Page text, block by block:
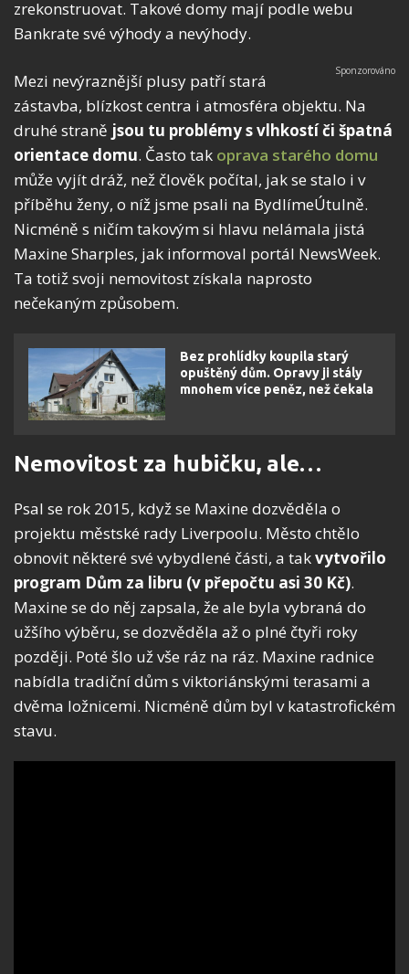
zrekonstruovat. Takové domy mají podle webu
Bankrate své výhody a nevýhody.
Mezi nevýraznější plusy patří stará
zástavba, blízkost centra i atmosféra objektu. Na
druhé straně jsou tu problémy s vlhkostí či špatná
orientace domu. Často tak oprava starého domu
může vyjít dráž, než člověk počítal, jak se stalo i v
příběhu ženy, o níž jsme psali na BydlímeÚtulně.
Nicméně s ničím takovým si hlavu nelámala jistá
Maxine Sharples, jak informoval portál NewsWeek.
Ta totiž svoji nemovitost získala naprosto
nečekaným způsobem.
Bez prohlídky koupila starý
opuštěný dům. Opravy ji stály
mnohem více peněz, než čekala
Nemovitost za hubičku, ale…
Psal se rok 2015, když se Maxine dozvěděla o
projektu městské rady Liverpoolu. Město chtělo
obnovit některé své vybydlené části, a takvytvořilo
program Dům za libru (v přepočtu asi 30 Kč).
Maxine se do něj zapsala, že ale byla vybraná do
užšího výběru, se dozvěděla až o plné čtyři roky
později. Poté šlo už vše ráz na ráz. Maxine radnice
nabídla tradiční dům s viktoriánskými terasami a
dvěma ložnicemi. Nicméně dům byl v katastrofickém
stavu.